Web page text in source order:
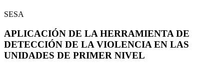
SESA
APLICACIÓN DE LA HERRAMIENTA DE
DETECCIÓN DE LA VIOLENCIA EN LAS
UNIDADES DE PRIMER NIVEL